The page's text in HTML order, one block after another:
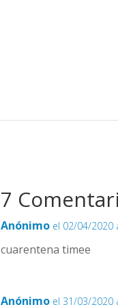
7
Anónimo el 02/04/2020
cuarentena timee
Anónimo el 31/03/2020